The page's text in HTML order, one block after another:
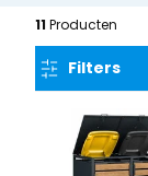
11Producten
Filters